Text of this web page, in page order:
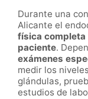
Durante una
Alicante el
física completa
paciente.
exámenes
medir los
glándulas,
estudios de